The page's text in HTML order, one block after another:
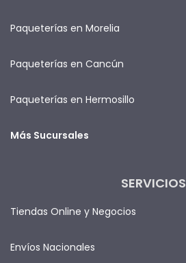
Paqueterías en Morelia
Paqueterías en Cancún
Paqueterías en Hermosillo
Más Sucursales
SERVICIOS
Tiendas Online y Negocios
Envíos Nacionales